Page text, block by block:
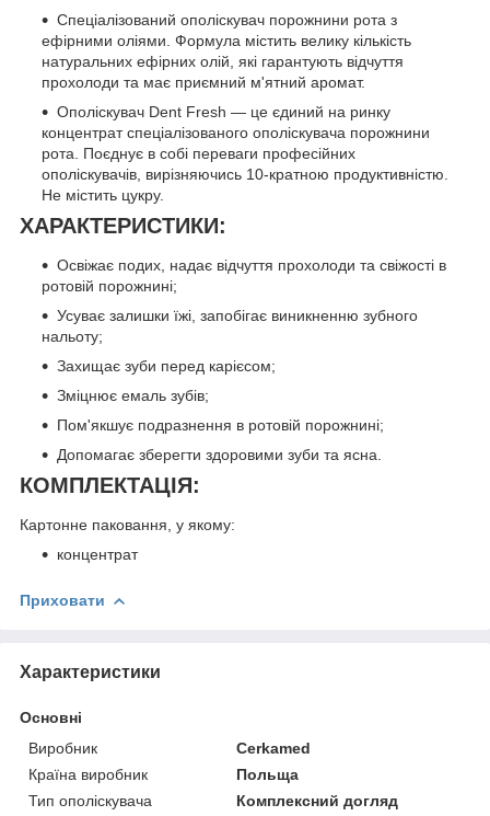
Спеціалізований ополіскувач порожнини рота з
ефірними оліями. Формула містить велику кількість
натуральних ефірних олій, які гарантують відчуття
прохолоди та має приємний м'ятний аромат.
Ополіскувач Dent Fresh — це єдиний на ринку
концентрат спеціалізованого ополіскувача порожнини
рота. Поєднує в собі переваги професійних
ополіскувачів, вирізняючись 10-кратною продуктивністю.
Не містить цукру.
ХАРАКТЕРИСТИКИ:
Освіжає подих, надає відчуття прохолоди та свіжості в
ротовій порожнині;
Усуває залишки їжі, запобігає виникненню зубного
нальоту;
Захищає зуби перед карієсом;
Зміцнює емаль зубів;
Пом'якшує подразнення в ротовій порожнині;
Допомагає зберегти здоровими зуби та ясна.
КОМПЛЕКТАЦІЯ:
Картонне паковання, у якому:
концентрат
Приховати
Характеристики
Основні
Виробник
Cerkamed
Країна виробник
Польща
Тип ополіскувача
Комплексний догляд